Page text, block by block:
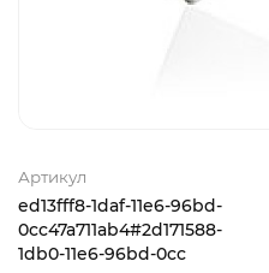
Артикул
ed13fff8-1daf-11e6-96bd-
0cc47a711ab4#2d171588-
1db0-11e6-96bd-0cc